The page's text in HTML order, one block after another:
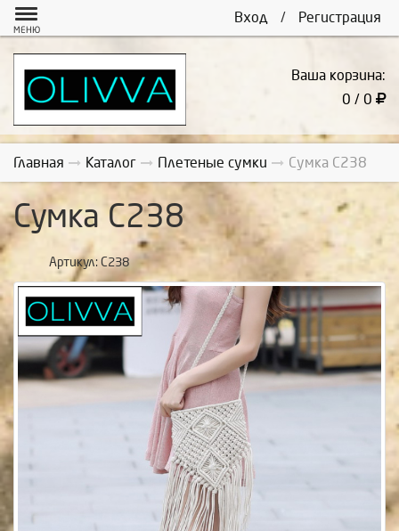
Вход / Регистрация
МЕНЮ
Ваша корзина:
0 / 0
Главная Каталог Плетеные сумки Сумка С238
Сумка С238
Артикул: С238